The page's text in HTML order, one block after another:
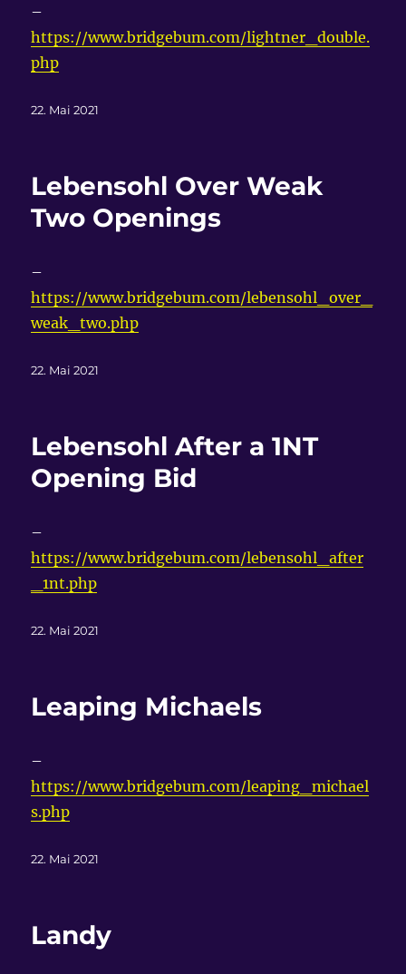
–
https://www.bridgebum.com/lightner_double.
php
Veröffentlicht
22. Mai 2021
Lebensohl Over Weak
Two Openings
–
https://www.bridgebum.com/lebensohl_over_
weak_two.php
Veröffentlicht
22. Mai 2021
Lebensohl After a 1NT
Opening Bid
–
https://www.bridgebum.com/lebensohl_after
_1nt.php
Veröffentlicht
22. Mai 2021
Leaping Michaels
–
https://www.bridgebum.com/leaping_michael
s.php
Veröffentlicht
22. Mai 2021
Landy